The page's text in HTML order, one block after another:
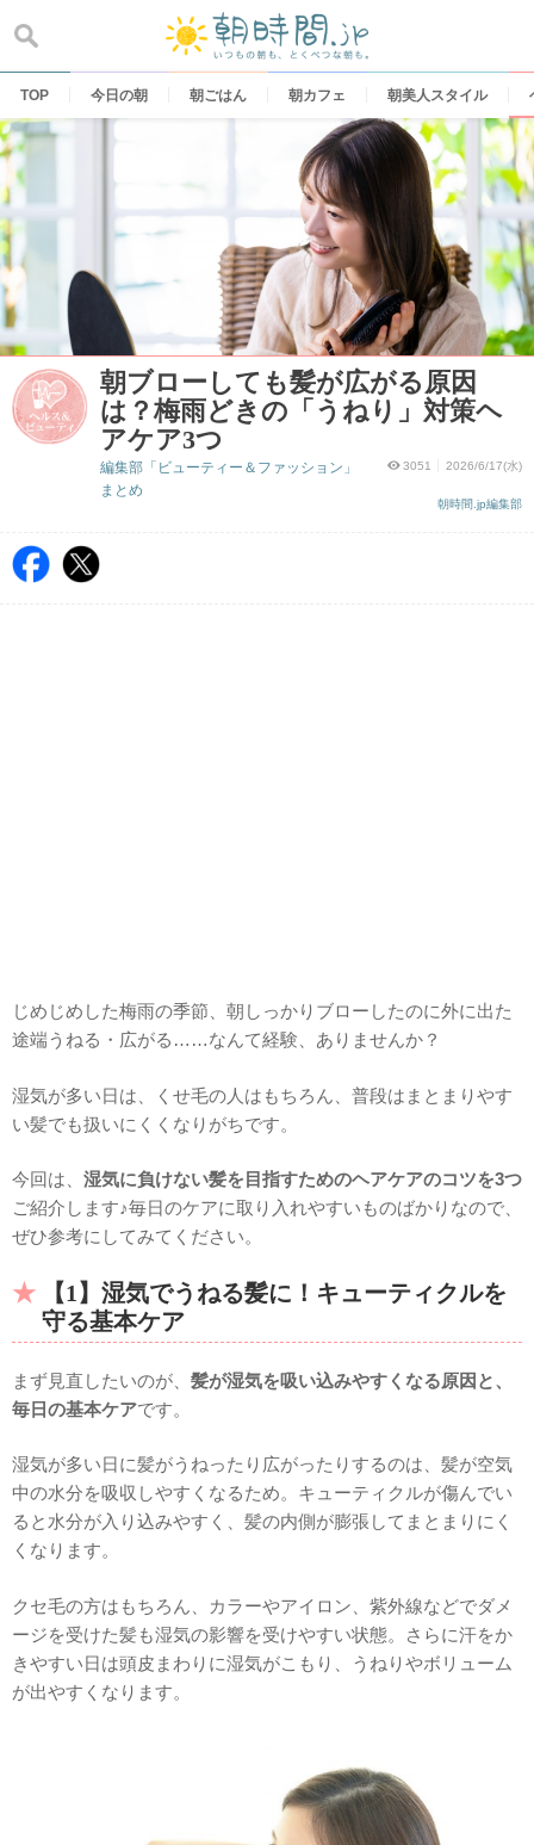
content
TOP 今日の朝 朝ごはん 朝カフェ 朝美人スタイル
朝ブローしても髪が広がる原因
は？梅雨どきの「うねり」対策ヘ
アケア3つ
3051 2026/6/17(水)
朝時間.jp編集部
編集部「ビューティー＆ファッション」
まとめ
じめじめした梅雨の季節、朝しっかりブローしたのに外に出た
途端うねる・広がる……なんて経験、ありませんか？
湿気が多い日は、くせ毛の人はもちろん、普段はまとまりやす
い髪でも扱いにくくなりがちです。
今回は、 湿気に負けない髪を目指すためのヘアケアのコツを3つ
ご紹介します♪毎日のケアに取り入れやすいものばかりなので、
ぜひ参考にしてみてください。
【1】湿気でうねる髪に！キューティクルを
守る基本ケア
まず見直したいのが、 髪が湿気を吸い込みやすくなる原因と、
毎日の基本ケアです。
湿気が多い日に髪がうねったり広がったりするのは、髪が空気
中の水分を吸収しやすくなるため。キューティクルが傷んでい
ると水分が入り込みやすく、髪の内側が膨張してまとまりにく
くなります。
クセ毛の方はもちろん、カラーやアイロン、紫外線などでダメ
ージを受けた髪も湿気の影響を受けやすい状態。さらに汗をか
きやすい日は頭皮まわりに湿気がこもり、うねりやボリューム
が出やすくなります。